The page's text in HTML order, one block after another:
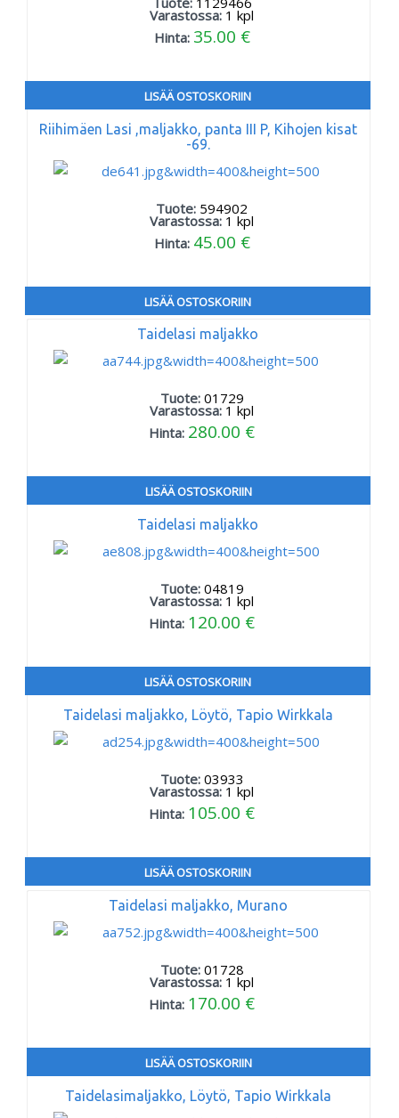
Varastossa: 1 kpl
Hinta: 35.00 €
LISÄÄ OSTOSKORIIN
Riihimäen Lasi ,maljakko, panta III P, Kihojen kisat
-69.
Tuote: 594902
Varastossa: 1 kpl
Hinta: 45.00 €
LISÄÄ OSTOSKORIIN
Taidelasi maljakko
Tuote: 01729
Varastossa: 1 kpl
Hinta: 280.00 €
LISÄÄ OSTOSKORIIN
Taidelasi maljakko
Tuote: 04819
Varastossa: 1 kpl
Hinta: 120.00 €
LISÄÄ OSTOSKORIIN
Taidelasi maljakko, Löytö, Tapio Wirkkala
Tuote: 03933
Varastossa: 1 kpl
Hinta: 105.00 €
LISÄÄ OSTOSKORIIN
Taidelasi maljakko, Murano
Tuote: 01728
Varastossa: 1 kpl
Hinta: 170.00 €
LISÄÄ OSTOSKORIIN
Taidelasimaljakko, Löytö, Tapio Wirkkala